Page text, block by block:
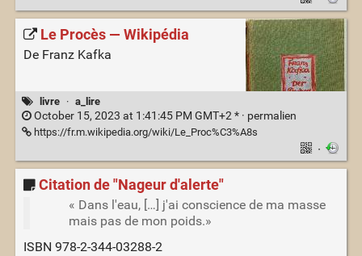
Le Procès — Wikipédia
De Franz Kafka
livre · a_lire
October 15, 2023 at 1:41:45 PM GMT+2 * · permalien
https://fr.m.wikipedia.org/wiki/Le_Proc%C3%A8s
·
Citation de "Nageur d'alerte"
« Dans l'eau, […] j'ai conscience de ma masse
mais pas de mon poids.»
ISBN 978-2-344-03288-2